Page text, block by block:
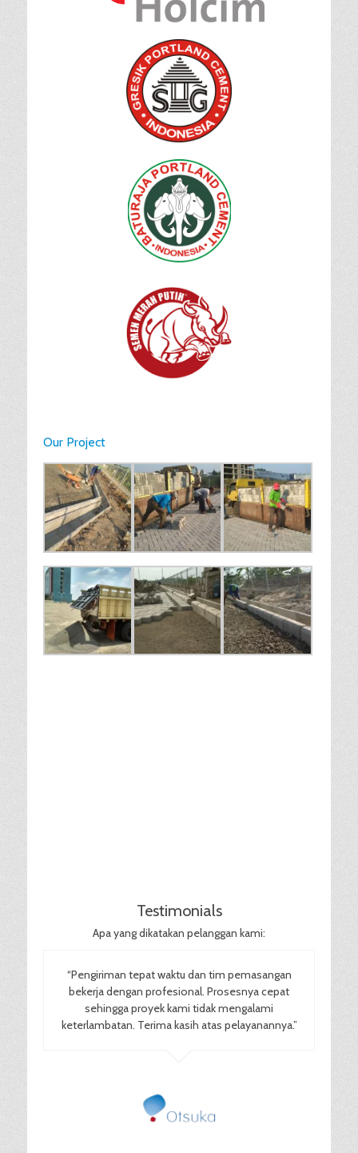
Our Project
Testimonials
Apa yang dikatakan pelanggan kami:
“Pengiriman tepat waktu dan tim pemasangan
bekerja dengan profesional. Prosesnya cepat
sehingga proyek kami tidak mengalami
keterlambatan. Terima kasih atas pelayanannya.”